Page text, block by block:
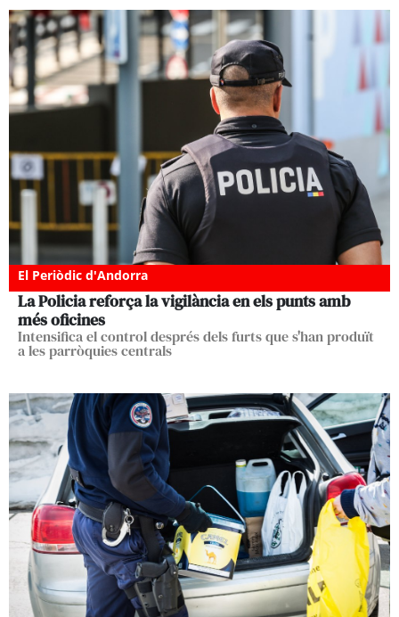
El Periòdic d'Andorra
La Policia reforça la vigilància en els punts amb
més oficines
Intensifica el control després dels furts que s'han produït
a les parròquies centrals